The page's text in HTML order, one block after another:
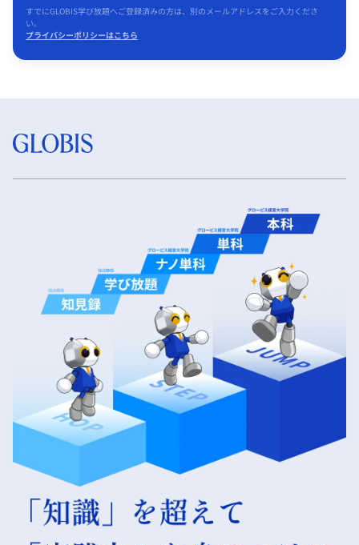
すでにGLOBIS学び放題へご登録済みの方は、別のメールアドレスをご入力くださ
い。
プライバシーポリシーはこちら